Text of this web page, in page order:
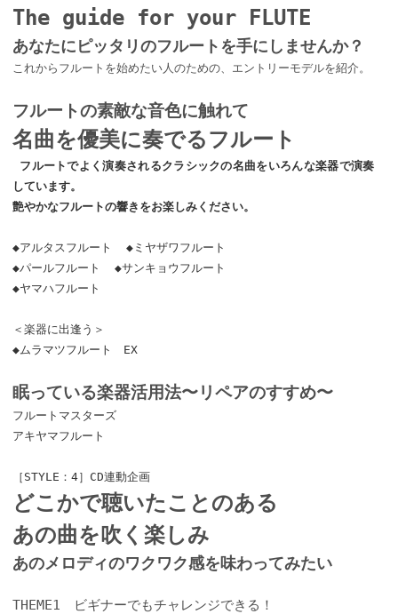
The guide for your FLUTE
あなたにピッタリのフルートを手にしませんか？
これからフルートを始めたい人のための、エントリーモデルを紹介。
フルートの素敵な音色に触れて
名曲を優美に奏でるフルート
フルートでよく演奏されるクラシックの名曲をいろんな楽器で演奏
しています。
艶やかなフルートの響きをお楽しみください。
◆アルタスフルート ◆ミヤザワフルート
◆パールフルート ◆サンキョウフルート
◆ヤマハフルート
＜楽器に出逢う＞
◆ムラマツフルート EX
眠っている楽器活用法〜リペアのすすめ〜
フルートマスターズ
アキヤマフルート
［STYLE：4］CD連動企画
どこかで聴いたことのある
あの曲を吹く楽しみ
あのメロディのワクワク感を味わってみたい
THEME1 ビギナーでもチャレンジできる！